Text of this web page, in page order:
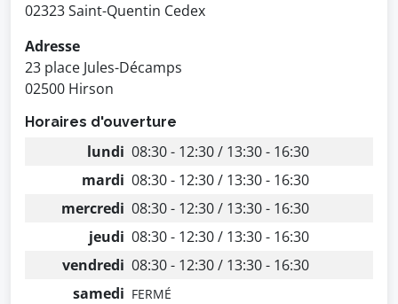
02323 Saint-Quentin Cedex
Adresse
23 place Jules-Décamps
02500 Hirson
Horaires d'ouverture
lundi 08:30 - 12:30 / 13:30 - 16:30
mardi 08:30 - 12:30 / 13:30 - 16:30
mercredi 08:30 - 12:30 / 13:30 - 16:30
jeudi 08:30 - 12:30 / 13:30 - 16:30
vendredi 08:30 - 12:30 / 13:30 - 16:30
samedi FERMÉ